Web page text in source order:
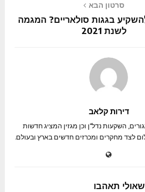
סרטון הבא
בגגות סולאריים? המגמה
לשנת 2021
דירות קלאב
השקעות נדל"ן וכן מגזין המציג חדשות
לצד מחקרים ומכרזים חדשים בארץ ובעולם.
תאהבו